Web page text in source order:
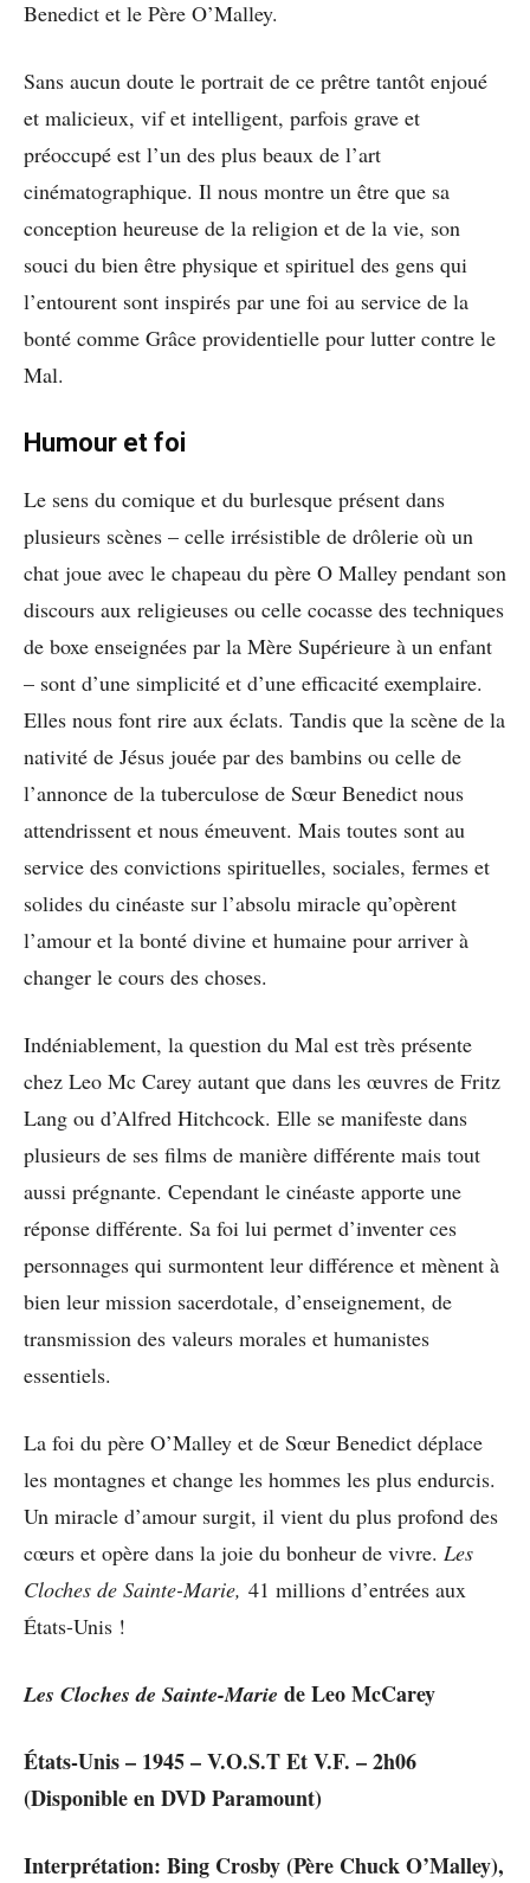
Benedict et le Père O’Malley.
Sans aucun doute le portrait de ce prêtre tantôt enjoué
et malicieux, vif et intelligent, parfois grave et
préoccupé est l’un des plus beaux de l’art
cinématographique. Il nous montre un être que sa
conception heureuse de la religion et de la vie, son
souci du bien être physique et spirituel des gens qui
l’entourent sont inspirés par une foi au service de la
bonté comme Grâce providentielle pour lutter contre le
Mal.
Humour et foi
Le sens du comique et du burlesque présent dans
plusieurs scènes – celle irrésistible de drôlerie où un
chat joue avec le chapeau du père O Malley pendant son
discours aux religieuses ou celle cocasse des techniques
de boxe enseignées par la Mère Supérieure à un enfant
– sont d’une simplicité et d’une efficacité exemplaire.
Elles nous font rire aux éclats. Tandis que la scène de la
nativité de Jésus jouée par des bambins ou celle de
l’annonce de la tuberculose de Sœur Benedict nous
attendrissent et nous émeuvent. Mais toutes sont au
service des convictions spirituelles, sociales, fermes et
solides du cinéaste sur l’absolu miracle qu’opèrent
l’amour et la bonté divine et humaine pour arriver à
changer le cours des choses.
Indéniablement, la question du Mal est très présente
chez Leo Mc Carey autant que dans les œuvres de Fritz
Lang ou d’Alfred Hitchcock. Elle se manifeste dans
plusieurs de ses films de manière différente mais tout
aussi prégnante. Cependant le cinéaste apporte une
réponse différente. Sa foi lui permet d’inventer ces
personnages qui surmontent leur différence et mènent à
bien leur mission sacerdotale, d’enseignement, de
transmission des valeurs morales et humanistes
essentiels.
La foi du père O’Malley et de Sœur Benedict déplace
les montagnes et change les hommes les plus endurcis.
Un miracle d’amour surgit, il vient du plus profond des
cœurs et opère dans la joie du bonheur de vivre. Les
Cloches de Sainte-Marie, 41 millions d’entrées aux
États-Unis !
Les Cloches de Sainte-Marie de Leo McCarey
États-Unis – 1945 – V.O.S.T Et V.F. – 2h06
(Disponible en DVD Paramount)
Interprétation: Bing Crosby (Père Chuck O’Malley),